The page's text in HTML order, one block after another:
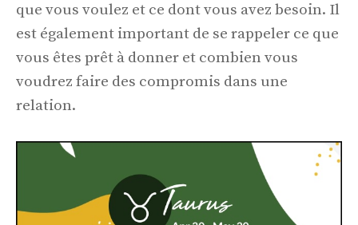
que vous voulez et ce dont vous avez besoin. Il
est également important de se rappeler ce que
vous êtes prêt à donner et combien vous
voudrez faire des compromis dans une
relation.